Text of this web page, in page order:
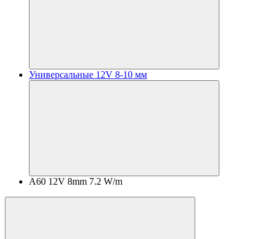
Универсальные 12V 8-10 мм
A60 12V 8mm 7.2 W/m